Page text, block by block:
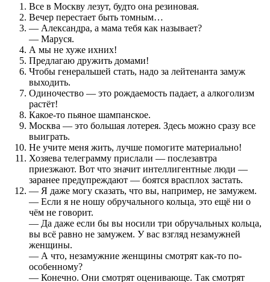
Все в Москву лезут, будто она резиновая.
Вечер перестает быть томным…
— Александра, а мама тебя как называет?
— Маруся.
А мы не хуже ихних!
Предлагаю дружить домами!
Чтобы генеральшей стать, надо за лейтенанта замуж
выходить.
Одиночество — это рождаемость падает, а алкоголизм
растёт!
Какое-то пьяное шампанское.
Москва — это большая лотерея. Здесь можно сразу все
выиграть.
Не учите меня жить, лучше помогите материально!
Хозяева телеграмму прислали — послезавтра
приезжают. Вот что значит интеллигентные люди —
заранее предупреждают — боятся врасплох застать.
— Я даже могу сказать, что вы, например, не замужем.
— Если я не ношу обручального кольца, это ещё ни о
чём не говорит.
— Да даже если бы вы носили три обручальных кольца,
вы всё равно не замужем. У вас взгляд незамужней
женщины.
— А что, незамужние женщины смотрят как-то по-
особенному?
— Конечно. Они смотрят оценивающе. Так смотрят